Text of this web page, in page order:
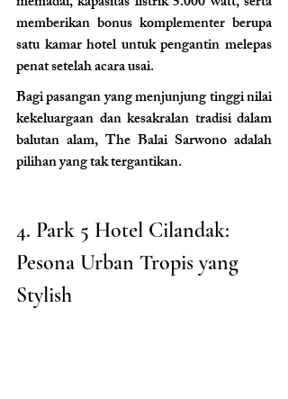
memberikan bonus komplementer berupa
satu kamar hotel untuk pengantin melepas
penat setelah acara usai.
Bagi pasangan yang menjunjung tinggi nilai
kekeluargaan dan kesakralan tradisi dalam
balutan alam, The Balai Sarwono adalah
pilihan yang tak tergantikan.
4. Park 5 Hotel Cilandak:
Pesona Urban Tropis yang
Stylish